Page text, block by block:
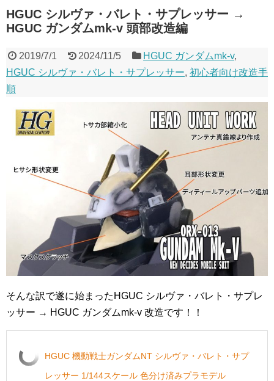
HGUC シルヴァ・バレト・サプレッサー →
HGUC ガンダムmk-v 頭部改造編
2019/7/1 2024/11/5 HGUC ガンダムmk-v,
HGUC シルヴァ・バレト・サプレッサー, 初心者向け改造手
順
そんな訳で遂に始まったHGUC シルヴァ・バレト・サプレ
ッサー → HGUC ガンダムmk-v 改造です！！
HGUC 機動戦士ガンダムNT シルヴァ・バレト・サプ
レッサー 1/144スケール 色分け済みプラモデル